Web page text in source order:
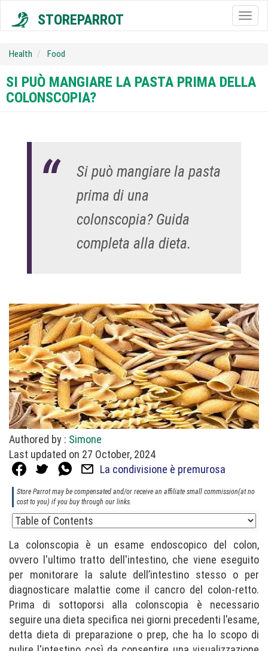
STOREPARROT
Health Food
SI PUÒ MANGIARE LA PASTA PRIMA DELLA
COLONSCOPIA?
Si può mangiare la pasta
prima di una
colonscopia? Guida
completa alla dieta.
Authored by : Simone
Last updated on 27 October, 2024
La condivisione è premurosa
Store Parrot may be compensated and/or receive an affiliate small commission(at no
cost to you) if you buy through our links.
La colonscopia è un esame endoscopico del colon,
ovvero l'ultimo tratto dell'intestino, che viene eseguito
per monitorare la salute dell’intestino stesso o per
diagnosticare malattie come il cancro del colon-retto.
Prima di sottoporsi alla colonscopia è necessario
seguire una dieta specifica nei giorni precedenti l'esame,
detta dieta di preparazione o prep, che ha lo scopo di